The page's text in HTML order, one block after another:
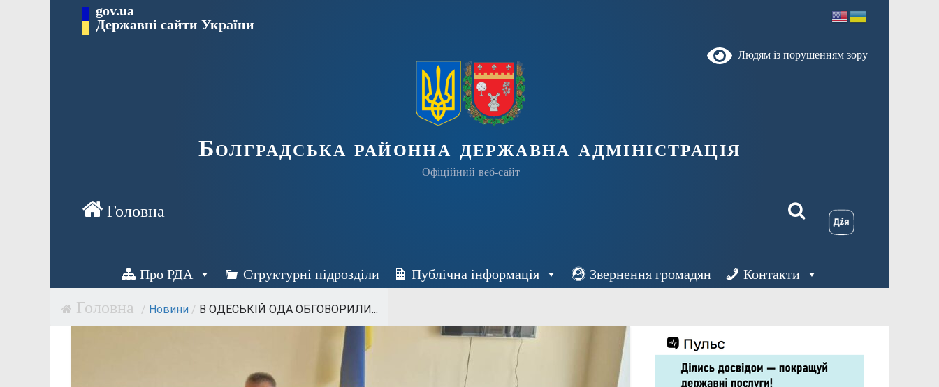
Перейти gov.ua
Державні сайти України
Людям із порушенням зору
Болградська районна державна адміністрація
Офіційний веб-сайт
Про РДА Структурні підрозділи Публічна інформація Звернення громадян Контакти
/ Новини / В ОДЕСЬКІЙ ОДА ОБГОВОРИЛИ...